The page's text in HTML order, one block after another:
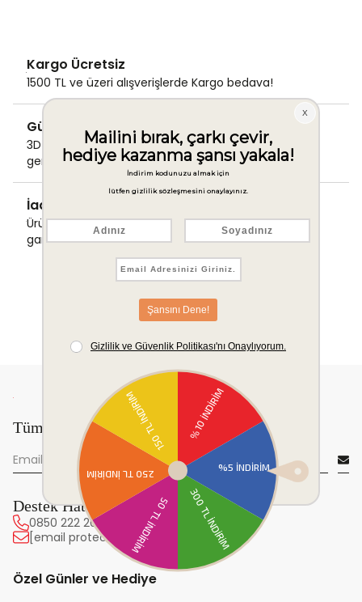
Kargo Ücretsiz
1500 TL ve üzeri alışverişlerde Kargo bedava!
Güvenli Ödeme
3D Secure ile güvenli ödemenizi
gerçekleştirin.
İade & Değişim Garantisi
Ürünlerinizde sorunsuz iade ve değişim
garantisi.
Tüm yeniliklerden önce sen haberdar ol!
Destek Hattı
0850 222 20 63
[email protected]
Özel Günler ve Hediye